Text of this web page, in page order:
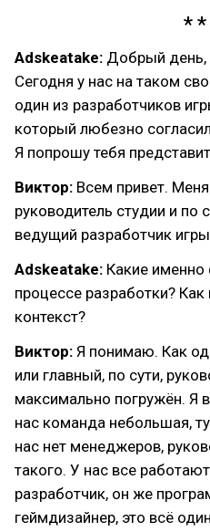
Adskeatake: Добрый день,
Сегодня у нас на таком
один из разработчиков
который любезно
Я попрошу тебя
Виктор: Всем привет.
руководитель студии и по
ведущий разработчик
Adskeatake: Какие
процессе разработки?
контекст?
Виктор: Я понимаю. Как
или главный, по сути,
максимально погружён. Я
нас команда небольшая,
нас нет менеджеров,
такого. У нас все
разработчик, он же
геймдизайнер, это всё